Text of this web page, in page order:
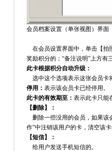
会员档案设置（单张视图）界面
在会员设置界面中，单击【拍
奖励积分的；“备注说明”上方有
此卡根据积分自动升级：
选中这个选项表示这张会员卡
停用： 表示该会员卡已经停用。
此卡的有效期至： 表示此卡只能
【删除】：
删除一些没用的会员，如果该
作”中注销该用户的卡，清空该
【短信】：
给用户发送手机短信的。